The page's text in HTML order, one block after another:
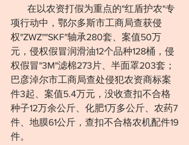
项行动中，鄂尔多斯市工商局查获侵
权"ZWZ""SKF"轴承280套、案值50万
元，侵权假冒润滑油12个品种128桶，侵
权假冒"3M"滤棉273片、半面罩203套；
巴彦淖尔市工商局查处侵犯农资商标案
件3起、案值5.4万元，没收查扣不合格
种子12万余公斤、化肥1万多公斤、农药7
件、地膜61公斤，查扣不合格农机配件19
件。